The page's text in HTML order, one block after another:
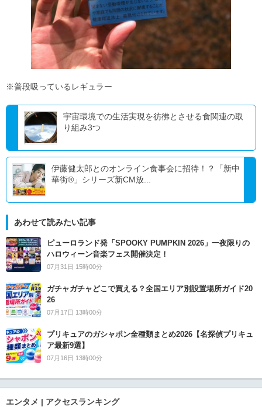
※普段吸っているレギュラー
宇宙環境での生活実現を彷彿とさせる食関連の取
り組み3つ
伊藤健太郎とのオンライン食事会に招待！？「新中
華街®」シリーズ新CM放...
あわせて読みたい記事
ピューロランド発「SPOOKY PUMPKIN 2026」一夜限りの
ハロウィーン音楽フェス開催決定！
07月31日 15時00分
ガチャガチャどこで買える？全国エリア別設置場所ガイド20
26
07月17日 13時00分
プリキュアのガシャポン全種類まとめ2026【名探偵プリキュ
ア最新9選】
07月16日 13時00分
エンタメ | アクセスランキング